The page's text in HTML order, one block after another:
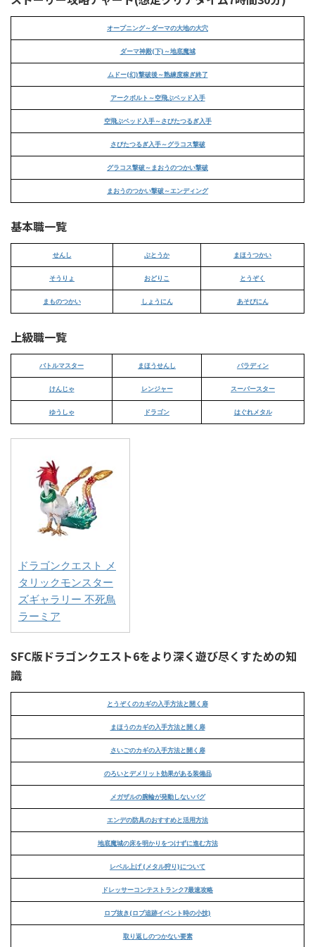
オープニング～ダーマの大地の大穴
ダーマ神殿(下)～地底魔城
ムドー(幻)撃破後～熟練度稼ぎ終了
アークボルト～空飛ぶベッド入手
空飛ぶベッド入手～さびたつるぎ入手
さびたつるぎ入手～グラコス撃破
グラコス撃破～まおうのつかい撃破
まおうのつかい撃破～エンディング
基本職一覧
せんし ぶとうか まほうつかい
そうりょ おどりこ とうぞく
まものつかい しょうにん あそびにん
上級職一覧
バトルマスター まほうせんし パラディン
けんじゃ レンジャー スーパースター
ゆうしゃ ドラゴン はぐれメタル
ドラゴンクエスト メ
タリックモンスター
ズギャラリー 不死鳥
ラーミア
SFC版ドラゴンクエスト6をより深く遊び尽くすための知
識
とうぞくのカギの入手方法と開く扉
まほうのカギの入手方法と開く扉
さいごのカギの入手方法と開く扉
のろいとデメリット効果がある装備品
メガザルの腕輪が発動しないバグ
エンデの防具のおすすめと活用方法
地底魔城の床を明かりをつけずに進む方法
レベル上げ (メタル狩り)について
ドレッサーコンテストランク7最速攻略
ロブ抜き(ロブ追跡イベント時の小技)
取り返しのつかない要素